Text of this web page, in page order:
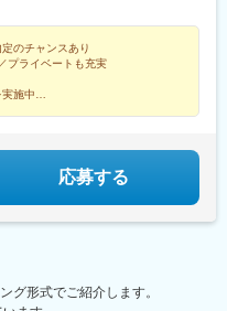
前院 など【近畿】梅田大阪駅
、天王寺院、堺院、なんば
院、和歌山院、四日市院 など
、高松院、高知院、徳島院、
九州・沖縄】小倉院、佐賀
駅(福島県)、郡山駅(福島県)、
矢場町駅、近鉄名古屋駅、金
駅、名鉄岐阜駅、静岡駅、新浜
駅、北鉄金沢駅、新潟駅、近
甲府駅、東梅田駅、大阪難波
、烏丸駅、三ノ宮駅、姫路
(滋賀県)、徳山駅、立町駅、福
駅、岩本町駅、立川駅、京王
川駅、平沼橋駅、京急川崎
のチャンスあり
プライベートも充実
施中
応募する
グ形式でご紹介します。